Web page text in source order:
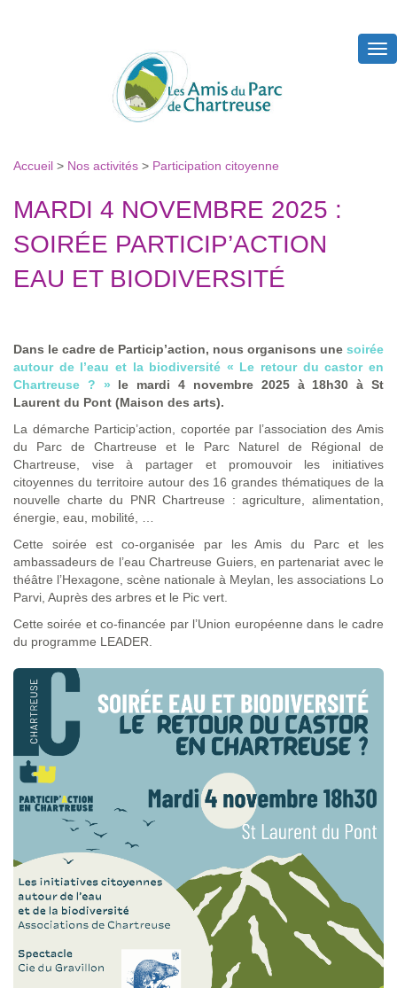
Accueil > Nos activités > Participation citoyenne
MARDI 4 NOVEMBRE 2025 :
SOIRÉE PARTICIP’ACTION
EAU ET BIODIVERSITÉ
Dans le cadre de Particip’action, nous organisons une soirée
autour de l’eau et la biodiversité « Le retour du castor en
Chartreuse ? » le mardi 4 novembre 2025 à 18h30 à St
Laurent du Pont (Maison des arts).
La démarche Particip’action, coportée par l’association des Amis
du Parc de Chartreuse et le Parc Naturel de Régional de
Chartreuse, vise à partager et promouvoir les initiatives
citoyennes du territoire autour des 16 grandes thématiques de la
nouvelle charte du PNR Chartreuse : agriculture, alimentation,
énergie, eau, mobilité, …
Cette soirée est co-organisée par les Amis du Parc et les
ambassadeurs de l’eau Chartreuse Guiers, en partenariat avec le
théâtre l’Hexagone, scène nationale à Meylan, les associations Lo
Parvi, Auprès des arbres et le Pic vert.
Cette soirée et co-financée par l’Union européenne dans le cadre
du programme LEADER.